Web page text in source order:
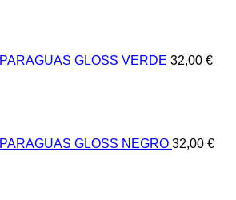
PARAGUAS GLOSS VERDE 32,00 €
PARAGUAS GLOSS NEGRO 32,00 €